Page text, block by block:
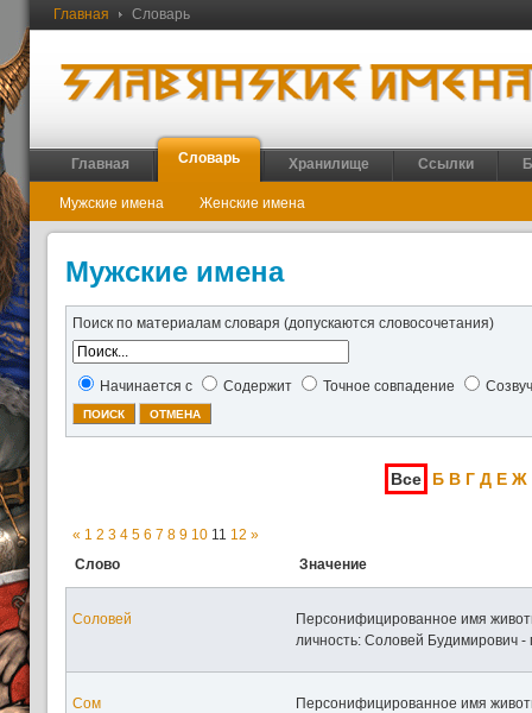
Главная Словарь
Главная Словарь Хранилище Ссылки
Мужские имена Женские имена
Мужские имена
Поиск по материалам словаря (допускаются словосочетания)
Начинается с Содержит Точное совпадение
Все Б В Г Д Е Ж
« 1 2 3 4 5 6 7 8 9 10 11 12 »
Слово
Значение
Соловей
Персонифицированное имя
личность: Соловей Будимирович -
Сом Персонифицированное имя